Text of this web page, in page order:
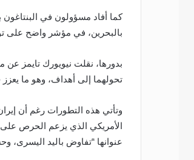
كما أفاد مسؤولون في
بالبحرين، في مؤشر واضح على
بدورها، نقلت نيويورك تايمز
تحولهما إلى أهداف، وهو ما
وتأتي هذه التطورات رغم أن
الأمريكي الذي يزعم الحرص
عنوانها “تفاوض باليد اليسرى،